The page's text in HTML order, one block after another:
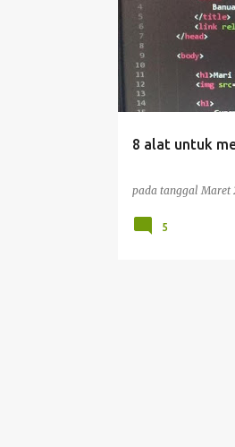
8 alat untuk
pada tanggalMaret
WEBSITE
5